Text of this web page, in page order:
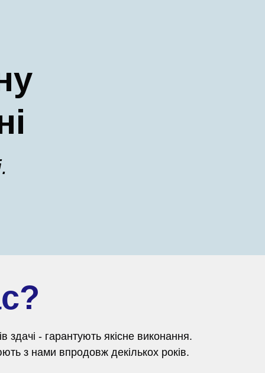
- гарантують якісне виконання.
з нами впродовж декількох років.